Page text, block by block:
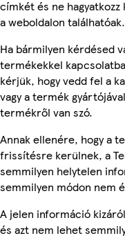
címkét és ne
a weboldalon találhatóak.
Ha bármilyen kérdésed
termékekkel
kérjük, hogy vedd fel a
vagy a termék
termékről van szó.
Annak ellenére, hogy a
frissítésre kerülnek, a
semmilyen helytelen
semmilyen módon nem
A jelen információ
és azt nem lehet